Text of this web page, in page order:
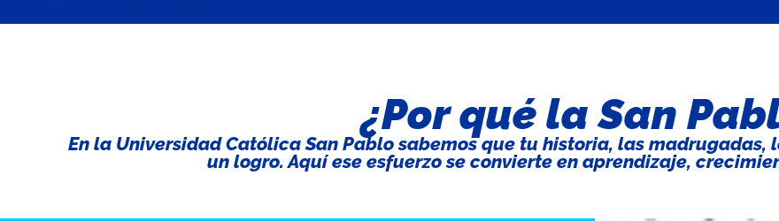
¿Por qué la San
En la Universidad Católica San Pablo sabemos que tu historia, las madrugadas,
un logro. Aquí ese esfuerzo se convierte en aprendizaje,